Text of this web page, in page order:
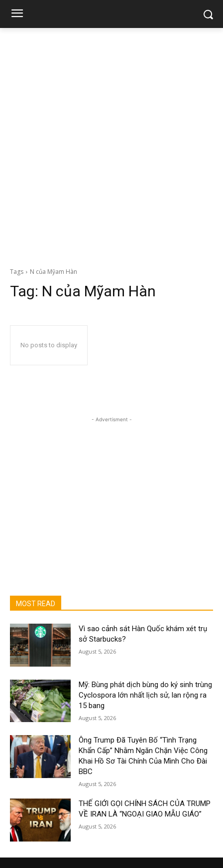
Tags N của Mỹam Hàn
Tag: N của Mỹam Hàn
No posts to display
- Advertisment -
MOST READ
Vì sao cảnh sát Hàn Quốc khám xét trụ
sở Starbucks?
August 5, 2026
Mỹ: Bùng phát dịch bùng do ký sinh trùng
Cyclospora lớn nhất lịch sử, lan rộng ra
15 bang
August 5, 2026
Ông Trump Đã Tuyên Bố “Tình Trạng
Khẩn Cấp” Nhằm Ngăn Chặn Việc Công
Khai Hồ Sơ Tài Chính Của Mình Cho Đài
BBC
August 5, 2026
THẾ GIỚI GỌI CHÍNH SÁCH CỦA TRUMP
VỀ IRAN LÀ “NGOẠI GIAO MẪU GIÁO”
August 5, 2026